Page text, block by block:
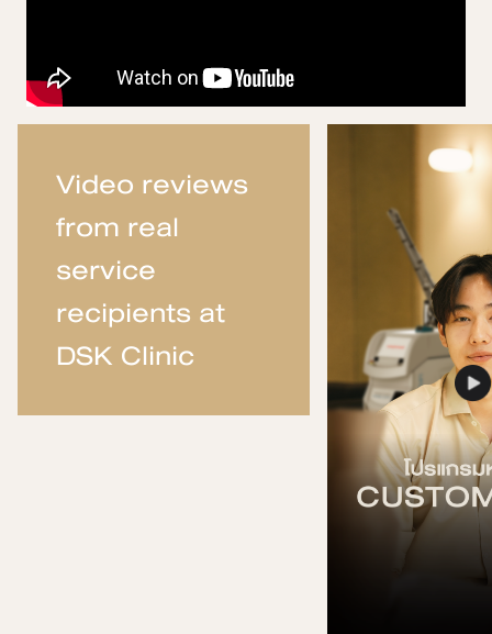
Video reviews
from real
service
recipients at
DSK Clinic